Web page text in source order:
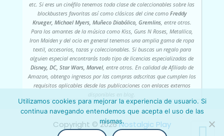
etc. Si eres un cinéfilo tenemos toda clase de coleccionables sobre las
blockbusters favoritas así como clásicos del cine como Freddy
Krueger, Michael Myers, Muñeco Diabólico, Gremlins, entre otros.
Para los amantes de la música como Kiss, Guns N Roses, Metallica,
Iron Maiden y del ocio en general tenemos una amplia gama de ropa
textil, accesorios, tazas y coleccionables. Si buscas un regalo para
alguien especial encontrarás todo tipo de licencias especializadas de
Disney, DC, Star Wars, Marvel, entre otros. En calidad de Afiliado de
Amazon, obtengo ingresos por las compras adscritas que cumplen los
requisitos aplicables desde las publicaciones con enlaces externos
disponibles en blog.
Copyright ©️ 2026Nostalgic Play
Utilizamos cookies para mejorar la experiencia de usuario. Si
continua navegando entendemos que acepta el uso de las
mismas.